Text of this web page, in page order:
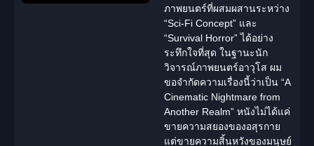
ภาพยนตร์ที่ผสมผสานระหว่าง
“Sci-Fi Concept” และ
“Survival Horror” ได้อย่าง
ระทึกใจที่สุด ในฐานะนัก
วิจารณ์ภาพยนตร์อาวุโส ผม
ขอจำกัดความเรื่องนี้ว่าเป็น “A
Cinematic Nightmare from
Another Realm” หนังไม่ได้แค่
ขายความสยองของอสุรกาย
แต่ขายความสิ้นหวังของมนุษย์